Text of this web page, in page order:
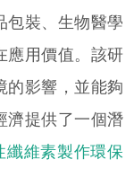
包裝、生物醫學
應用價值。該研
的影響，並能夠
濟提供了一個潛
纖維素製作環保